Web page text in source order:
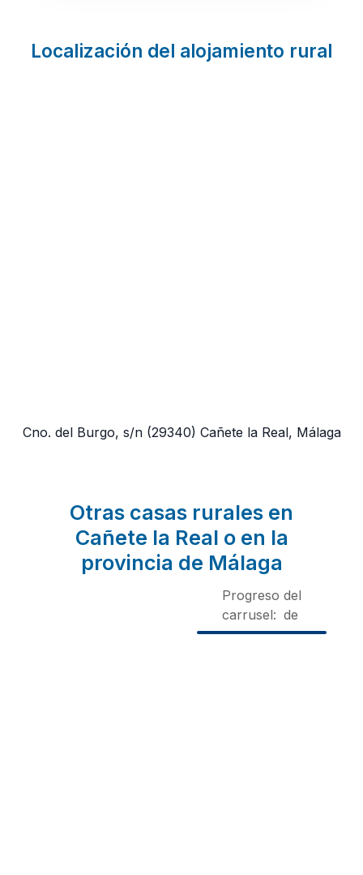
Localización del alojamiento rural
Cno. del Burgo, s/n (29340) Cañete la Real, Málaga
Otras casas rurales en
Cañete la Real o en la
provincia de Málaga
Progreso del
carrusel: de